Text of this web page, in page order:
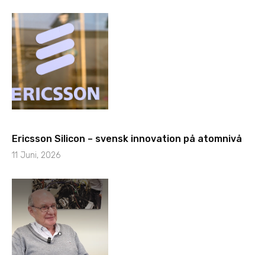
Ericsson Silicon – svensk innovation på atomnivå
11 Juni, 2026